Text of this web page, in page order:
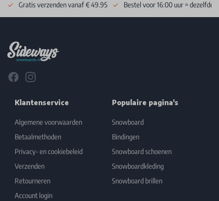
Gratis verzenden vanaf € 49.95 Bestel voor 16:00 uur = dezelfde
FacebookInstagram
Klantenservice
Algemene voorwaarden
Betaalmethoden
Privacy- en cookiebeleid
Verzenden
Retourneren
Account login
Populaire pagina's
Snowboard
Bindingen
Snowboard schoenen
Snowboardkleding
Snowboard brillen